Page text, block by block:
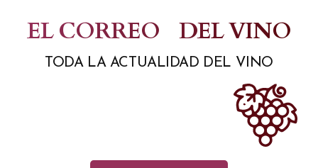
contenido
EL CORREO DEL VINO
TODA LA ACTUALIDAD DEL VINO